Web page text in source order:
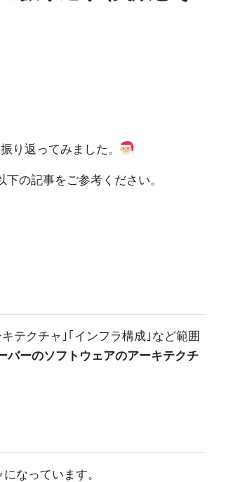
り返ってみました。
の記事をご参考ください。
テクチャ｣｢インフラ構成｣など範囲
バーのソフトウェアのアーキテクチ
なっています。